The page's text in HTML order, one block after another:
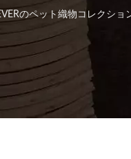
ライヤ
のペット織物コレクシ